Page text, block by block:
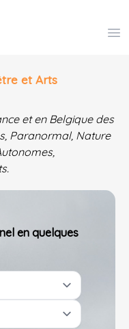
Evénements et
et Arts
et en Belgique des
Paranormal, Nature
en quelques